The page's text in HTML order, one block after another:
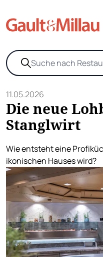
11.05.2026
Die neue
Stanglwirt
Wie entsteht eine
ikonischen Hauses wird?